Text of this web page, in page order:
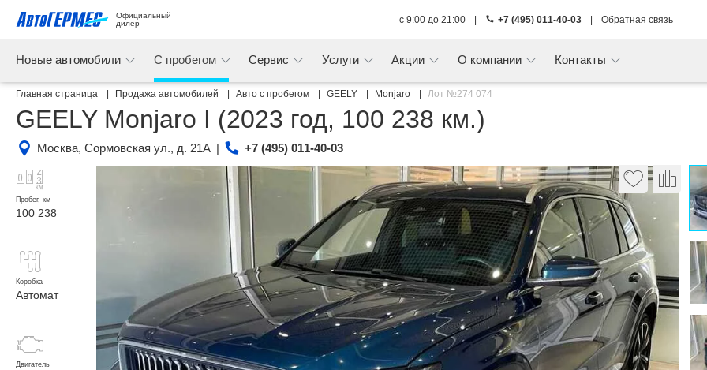
Официальный
дилер
с 9:00 до 21:00 +7 (495) 011-40-03 Обратная связь
Новые автомобили С пробегом Сервис Услуги Акции О компании Контакты
Главная страница Продажа автомобилей Авто с пробегом GEELY Monjaro Лот №274 074
GEELY Monjaro I (2023 год, 100 238 км.)
Москва, Сормовская ул., д. 21А | +7 (495) 011-40-03
Пробег, км
100 238
Коробка
Автомат
Двигатель